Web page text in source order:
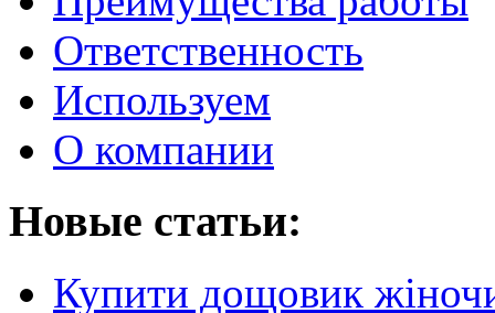
Ответственность
Используем
О компании
Новые статьи:
Купити дощовик